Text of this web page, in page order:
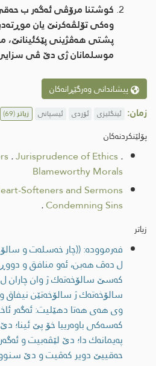
كوشتنا مرۆڤی ئه‌گه‌ر ب
وه‌كی تۆلڤه‌كرنێ یان
پشتی هه‌ڤژینی پێكئینانێ،
موسلمانان ژی دێ ڤی
پیشاندانی وەرگێڕانەکان
زمان: ئینگلیزی ئۆردی ئیسپانی زیاتر(69)
پۆلێنکردنەکان
.Jurisprudence of Ethics.
Blameworthy Morals
Softeners and Sermons
.Condemning Sins
زیاتر
فەرموودە: ((چار خه‌سله‌ت و
ل ده‌ڤ هه‌بن، ئه‌و منافق و
كه‌سێ سالۆخه‌ته‌ك ژ وان چاران
سالۆخه‌ته‌ك ژ سالۆخه‌تێن
وی هه‌ی هه‌تا دهێلیت: ئه‌گه‌ر
كه‌سه‌كی باوه‌رییا خۆ پێ ئینا؛
په‌یمانه‌ك دا؛ دێ لێڤه‌بیت و
حه‌قییێ دویر كه‌ڤیت و دێ